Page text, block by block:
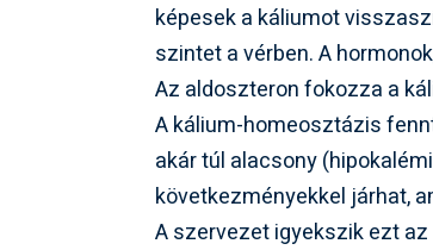
képesek a káliumot
szintet a vérben. A
Az aldoszteron fokozza a
A kálium-homeosztázis
akár túl alacsony
következményekkel járhat,
A szervezet igyekszik ezt